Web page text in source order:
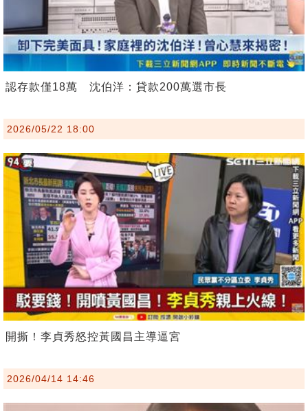
認存款僅18萬 沈伯洋：貸款200萬選市長
2026/05/22 18:00
開撕！李貞秀怒控黃國昌主導逼宮
2026/04/14 14:46